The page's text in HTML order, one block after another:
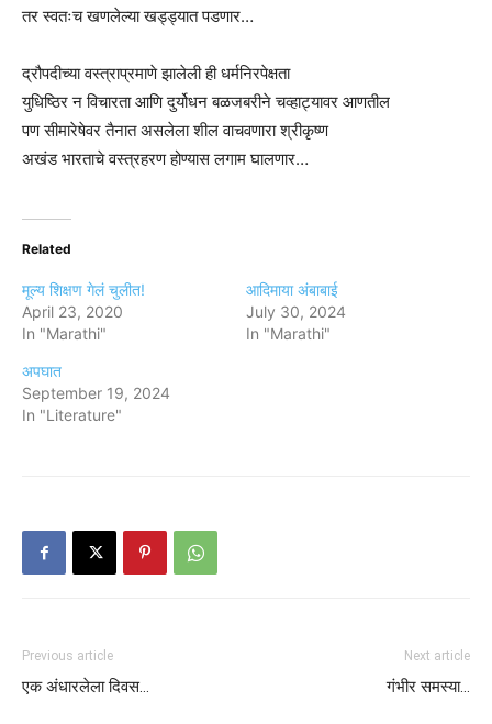
तर स्वतःच खणलेल्या खड्ड्यात पडणार…
द्रौपदीच्या वस्त्राप्रमाणे झालेली ही धर्मनिरपेक्षता
युधिष्ठिर न विचारता आणि दुर्योधन बळजबरीने चव्हाट्यावर आणतील
पण सीमारेषेवर तैनात असलेला शील वाचवणारा श्रीकृष्ण
अखंड भारताचे वस्त्रहरण होण्यास लगाम घालणार…
Related
मूल्य शिक्षण गेलं चुलीत!
April 23, 2020
In "Marathi"
आदिमाया अंबाबाई
July 30, 2024
In "Marathi"
अपघात
September 19, 2024
In "Literature"
Previous article
एक अंधारलेला दिवस…
Next article
गंभीर समस्या…